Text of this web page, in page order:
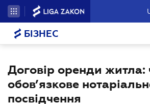
БІЗНЕС
Договір оренди житла:
обов’язкове
посвідчення